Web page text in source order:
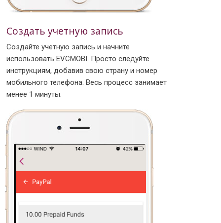
Создать учетную запись
Создайте учетную запись и начните
использовать EVCMOBI. Просто следуйте
инструкциям, добавив свою страну и номер
мобильного телефона. Весь процесс занимает
менее 1 минуты.